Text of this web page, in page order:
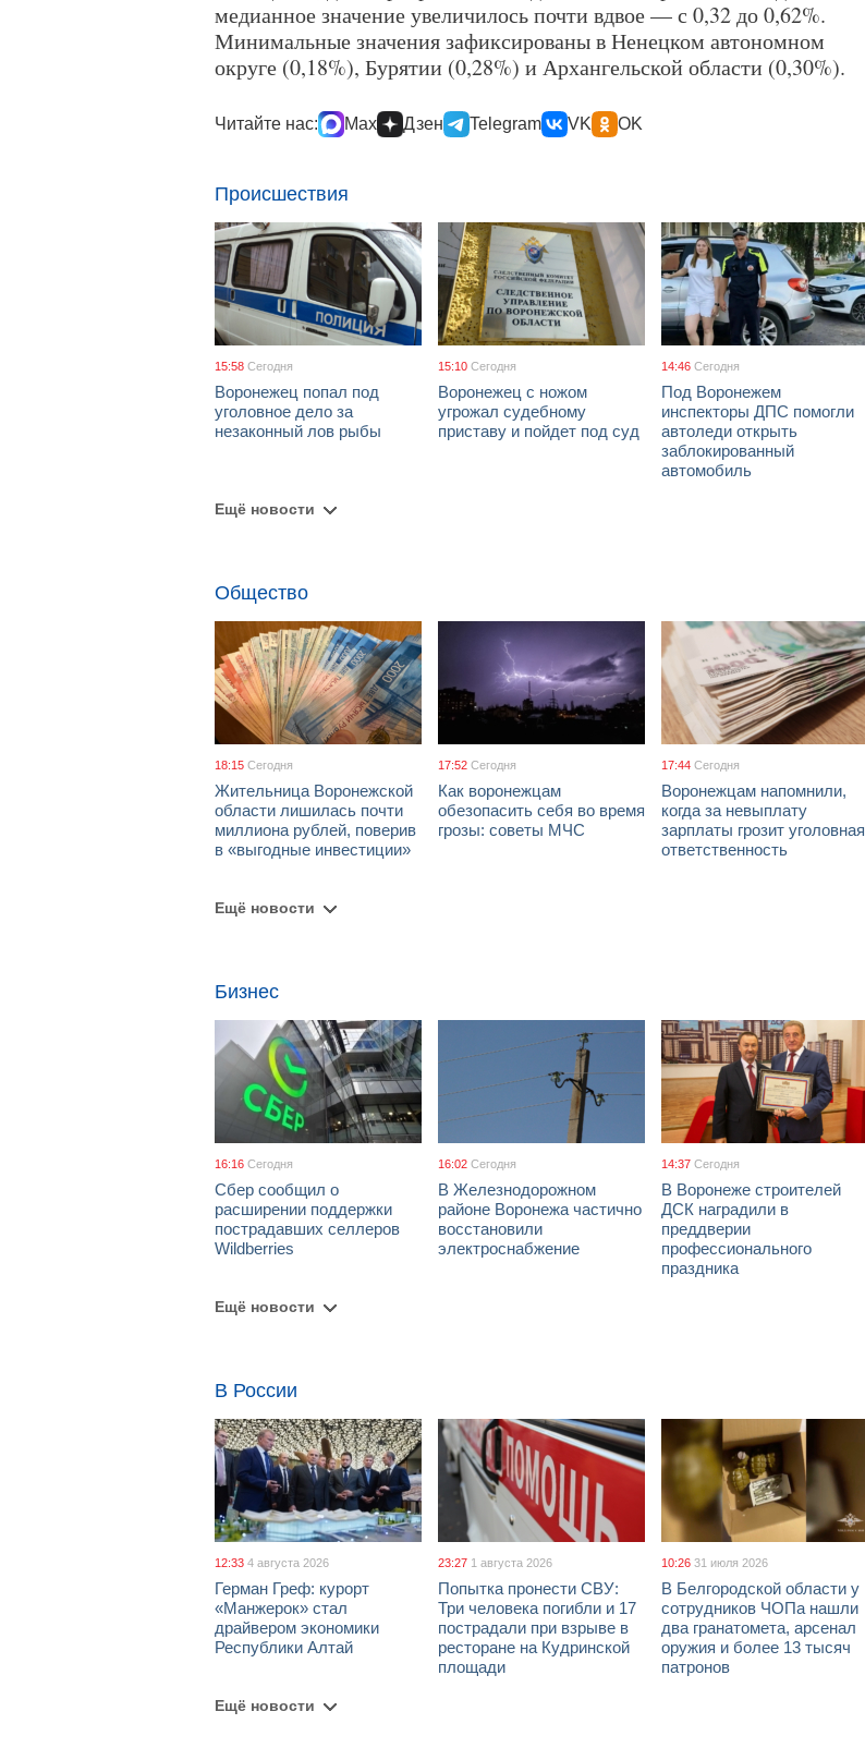
медианное значение увеличилось почти вдвое — с 0,32 до 0,62%.
Минимальные значения зафиксированы в Ненецком автономном
округе (0,18%), Бурятии (0,28%) и Архангельской области (0,30%).
Читайте нас: Max Дзен Telegram VK OK
Происшествия
15:58 Сегодня
Воронежец попал под
уголовное дело за
незаконный лов рыбы
15:10 Сегодня
Воронежец с ножом
угрожал судебному
приставу и пойдет под суд
14:46 Сегодня
Под Воронежем
инспекторы ДПС помогли
автоледи открыть
заблокированный
автомобиль
Ещё новости
Общество
18:15 Сегодня
Жительница Воронежской
области лишилась почти
миллиона рублей, поверив
в «выгодные инвестиции»
17:52 Сегодня
Как воронежцам
обезопасить себя во время
грозы: советы МЧС
17:44 Сегодня
Воронежцам напомнили,
когда за невыплату
зарплаты грозит уголовная
ответственность
Ещё новости
Бизнес
16:16 Сегодня
Сбер сообщил о
расширении поддержки
пострадавших селлеров
Wildberries
16:02 Сегодня
В Железнодорожном
районе Воронежа частично
восстановили
электроснабжение
14:37 Сегодня
В Воронеже строителей
ДСК наградили в
преддверии
профессионального
праздника
Ещё новости
В России
12:33 4 августа 2026
Герман Греф: курорт
«Манжерок» стал
драйвером экономики
Республики Алтай
23:27 1 августа 2026
Попытка пронести СВУ:
Три человека погибли и 17
пострадали при взрыве в
ресторане на Кудринской
площади
10:26 31 июля 2026
В Белгородской области у
сотрудников ЧОПа нашли
два гранатомета, арсенал
оружия и более 13 тысяч
патронов
Ещё новости